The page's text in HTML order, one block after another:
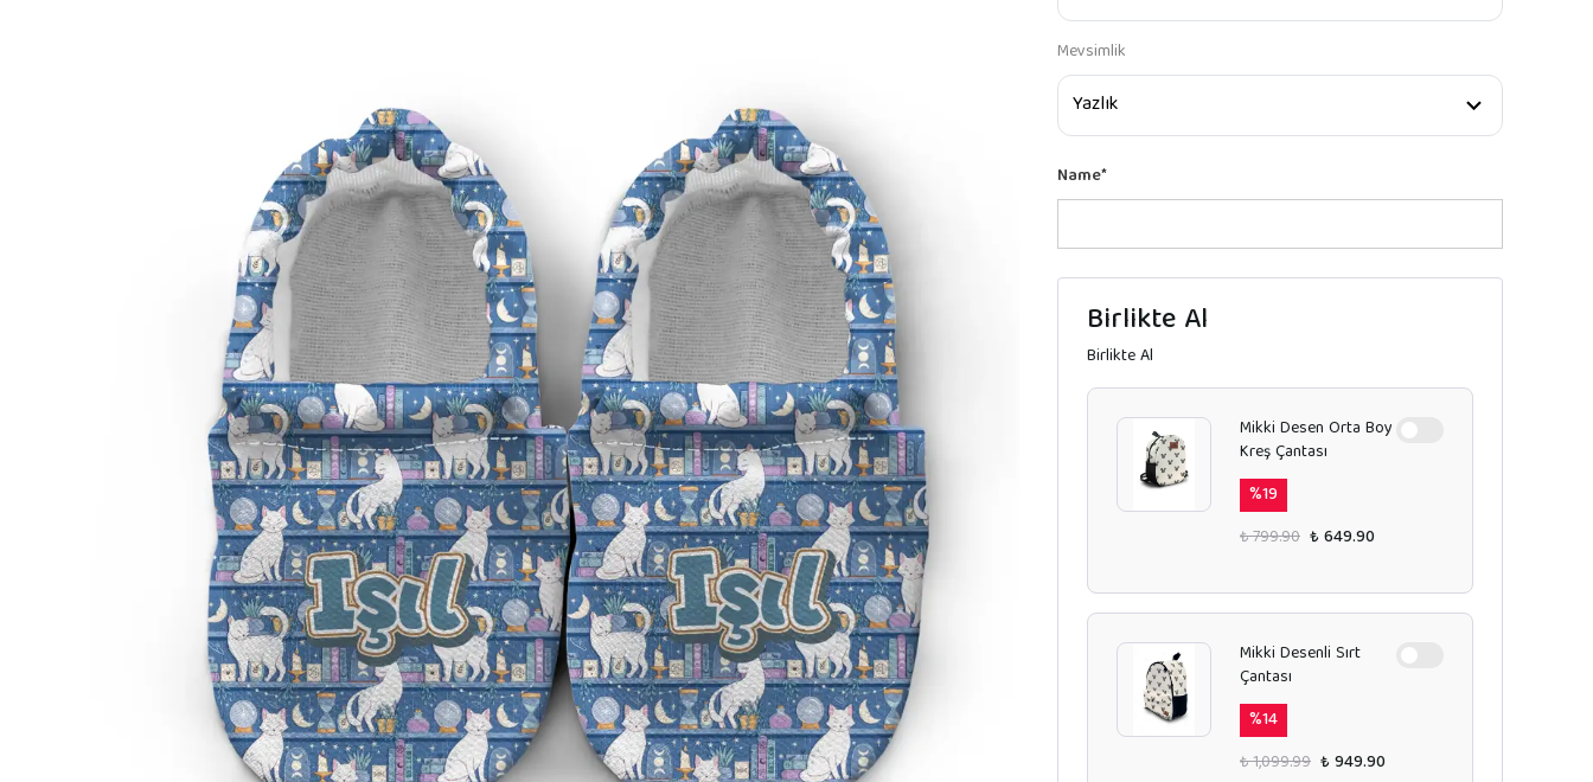
Mevsimlik
Name*
Birlikte Al
Birlikte Al
Mikki Desen Orta Boy
Kreş Çantası
%19
₺ 799.90 ₺ 649.90
Mikki Desenli Sırt
Çantası
%14
₺ 1,099.99 ₺ 949.90